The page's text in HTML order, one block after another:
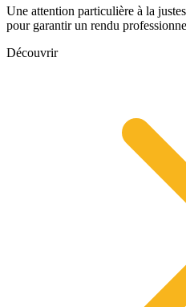
Une attention particulière à la
pour garantir un rendu
Découvrir